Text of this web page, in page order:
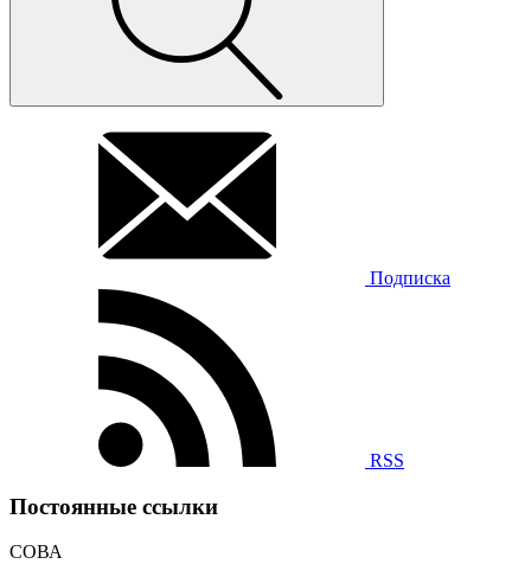
Подписка
RSS
Постоянные ссылки
СОВА